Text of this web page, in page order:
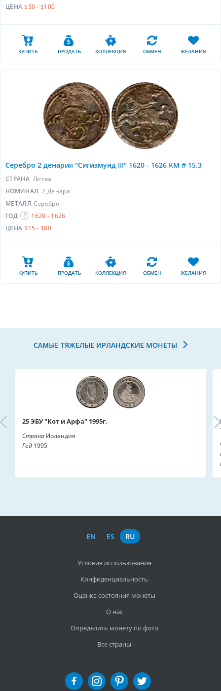
ЦЕНА $30 - $100
КУПИТЬ ПРОДАТЬ КОЛЛЕКЦИЯ ОБМЕН ЖЕЛАНИЯ
Серебро 2 денария "Сигизмунд III" 1620 - 1626 KM # 15.3
СТРАНА Литва
НОМИНАЛ 2 Денара
МЕТАЛЛ Серебро
ГОД
1620 - 1626
ЦЕНА $15 - $80
КУПИТЬ ПРОДАТЬ КОЛЛЕКЦИЯ ОБМЕН ЖЕЛАНИЯ
САМЫЕ ТЯЖЕЛЫЕ ИРЛАНДСКИЕ МОНЕТЫ
25 ЭБУ "Кот и Арфа" 1995г.
Страна Ирландия
Год 1995
EN ES RU
Условия использования
Конфиденциальность
Оценка состояния монеты
О нас
Определить монету по фото
Все страны